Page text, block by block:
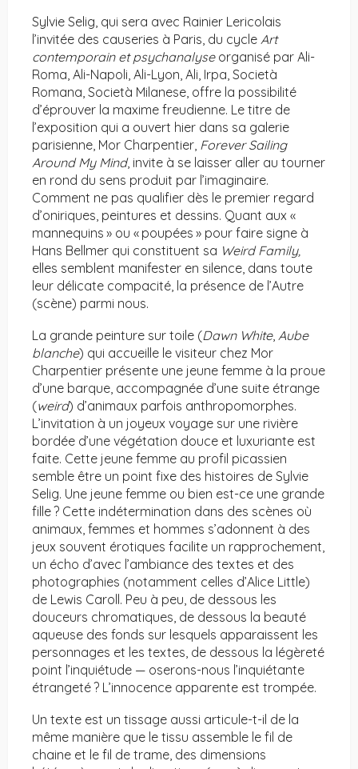
Sylvie Selig, qui sera avec Rainier Lericolais
l’invitée des causeries à Paris, du cycle Art
contemporain et psychanalyse organisé par Ali-
Roma, Ali-Napoli, Ali-Lyon, Ali, Irpa, Società
Romana, Società Milanese, offre la possibilité
d’éprouver la maxime freudienne. Le titre de
l’exposition qui a ouvert hier dans sa galerie
parisienne, Mor Charpentier, Forever Sailing
Around My Mind, invite à se laisser aller au tourner
en rond du sens produit par l’imaginaire.
Comment ne pas qualifier dès le premier regard
d’oniriques, peintures et dessins. Quant aux «
mannequins » ou « poupées » pour faire signe à
Hans Bellmer qui constituent sa Weird Family,
elles semblent manifester en silence, dans toute
leur délicate compacité, la présence de l’Autre
(scène) parmi nous.
La grande peinture sur toile (Dawn White, Aube
blanche) qui accueille le visiteur chez Mor
Charpentier présente une jeune femme à la proue
d’une barque, accompagnée d’une suite étrange
(weird) d’animaux parfois anthropomorphes.
L’invitation à un joyeux voyage sur une rivière
bordée d’une végétation douce et luxuriante est
faite. Cette jeune femme au profil picassien
semble être un point fixe des histoires de Sylvie
Selig. Une jeune femme ou bien est-ce une grande
fille ? Cette indétermination dans des scènes où
animaux, femmes et hommes s’adonnent à des
jeux souvent érotiques facilite un rapprochement,
un écho d’avec l’ambiance des textes et des
photographies (notamment celles d’Alice Little)
de Lewis Caroll. Peu à peu, de dessous les
douceurs chromatiques, de dessous la beauté
aqueuse des fonds sur lesquels apparaissent les
personnages et les textes, de dessous la légèreté
point l’inquiétude — oserons-nous l’inquiétante
étrangeté ? L’innocence apparente est trompée.
Un texte est un tissage aussi articule-t-il de la
même manière que le tissu assemble le fil de
chaine et le fil de trame, des dimensions